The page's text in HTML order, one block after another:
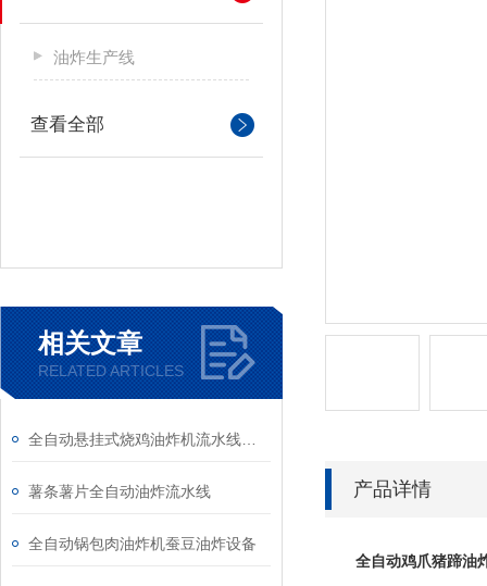
油炸生产线
查看全部
相关文章
RELATED ARTICLES
薯条薯片全自动油炸流水线
全自动锅包肉油炸机蚕豆油炸设备
产品详情
全自动鸡爪猪蹄油